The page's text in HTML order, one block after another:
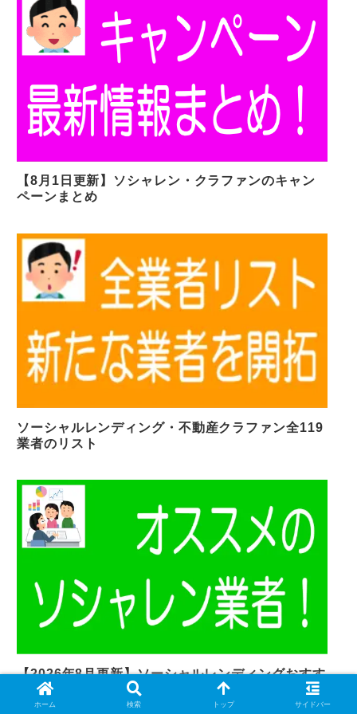
【8月1日更新】ソシャレン・クラファンのキャン
ペーンまとめ
ソーシャルレンディング・不動産クラファン全119
業者のリスト
【2026年8月更新】ソーシャルレンディングおすす
め厳選5社
ホーム 検索 トップ サイドバー